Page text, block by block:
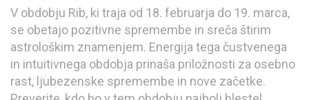
V obdobju Rib, ki traja od 18. februarja do 19. marca,
se obetajo pozitivne spremembe in sreča štirim
astrološkim znamenjem. Energija tega čustvenega
in intuitivnega obdobja prinaša priložnosti za osebno
rast, ljubezenske spremembe in nove začetke.